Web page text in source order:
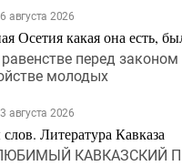
августа 2026
Осетия какая она есть,
перед законом
молодых
августа 2026
Литература Кавказа
КАВКАЗСКИЙ